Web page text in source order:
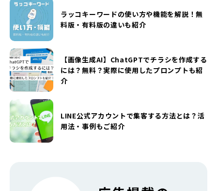
ラッコキーワードの使い方や機能を解説！無
料版・有料版の違いも紹介
【画像生成AI】ChatGPTでチラシを作成する
には？無料？実際に使用したプロンプトも紹
介
LINE公式アカウントで集客する方法とは？活
用法・事例もご紹介